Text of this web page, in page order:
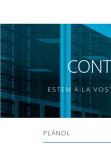
ESTEM A LA
PLÀNOL